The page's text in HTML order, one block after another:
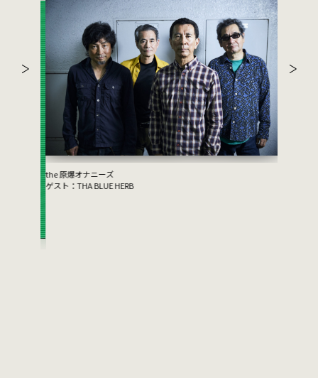
the 原爆オナニーズ
ゲスト：THA BLUE HERB